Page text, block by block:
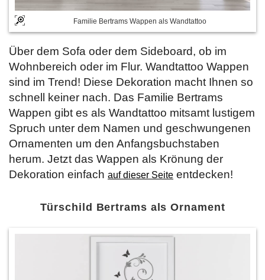
Familie Bertrams Wappen als Wandtattoo
Über dem Sofa oder dem Sideboard, ob im
Wohnbereich oder im Flur. Wandtattoo Wappen
sind im Trend! Diese Dekoration macht Ihnen so
schnell keiner nach. Das Familie Bertrams
Wappen gibt es als Wandtattoo mitsamt lustigem
Spruch unter dem Namen und geschwungenen
Ornamenten um den Anfangsbuchstaben
herum. Jetzt das Wappen als Krönung der
Dekoration einfach auf dieser Seite entdecken!
Türschild Bertrams als Ornament